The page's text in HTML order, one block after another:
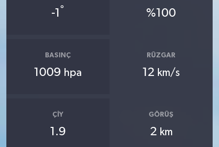
-1 ° %100
BASINÇ
1009 hpa
RÜZGAR
12 km/s
ÇIY
1.9
GÖRÜŞ
2 km